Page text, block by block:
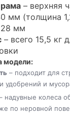
– верхняя
мм (толщина
28 мм
– всего 15,5 кг
модели:
– подходит для
удобрений и
надувные колеса
по неровной